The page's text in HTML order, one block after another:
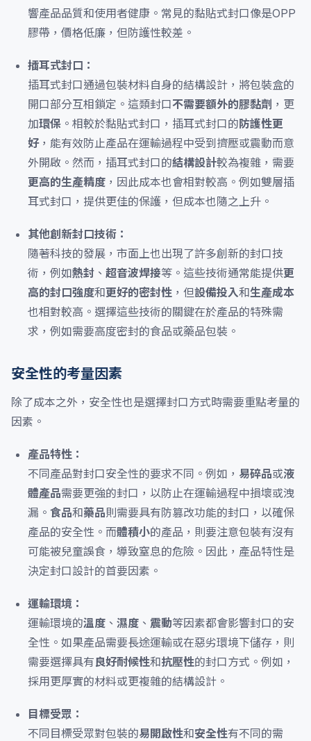
響產品品質和使用者健康。常見的黏貼式封口像是OPP
膠帶，價格低廉，但防護性較差。
插耳式封口：
插耳式封口通過包裝材料自身的結構設計，將包裝盒的
開口部分互相鎖定。這類封口不需要額外的膠黏劑 ，更
加環保 。相較於黏貼式封口，插耳式封口的 防護性更
好，能有效防止產品在運輸過程中受到擠壓或震動而意
外開啟。然而，插耳式封口的結構設計較為複雜，需要
更高的生產精度 ，因此成本也會相對較高。例如雙層插
耳式封口，提供更佳的保護，但成本也隨之上升。
其他創新封口技術：
隨著科技的發展，市面上也出現了許多創新的封口技
術，例如熱封 、 超音波焊接等。這些技術通常能提供更
高的封口強度和更好的密封性 ，但設備投入和生產成本
也相對較高。選擇這些技術的關鍵在於產品的特殊需
求，例如需要高度密封的食品或藥品包裝。
安全性的考量因素
除了成本之外，安全性也是選擇封口方式時需要重點考量的
因素。
產品特性：
不同產品對封口安全性的要求不同。例如， 易碎品或液
體產品需要更強的封口，以防止在運輸過程中損壞或洩
漏。 食品和藥品則需要具有防篡改功能的封口，以確保
產品的安全性。而體積小的產品，則要注意包裝有沒有
可能被兒童誤食，導致窒息的危險。因此，產品特性是
決定封口設計的首要因素。
運輸環境：
運輸環境的溫度 、 濕度 、 震動等因素都會影響封口的安
全性。如果產品需要長途運輸或在惡劣環境下儲存，則
需要選擇具有良好耐候性和抗壓性的封口方式。例如，
採用更厚實的材料或更複雜的結構設計。
目標受眾：
不同目標受眾對包裝的易開啟性和安全性有不同的需